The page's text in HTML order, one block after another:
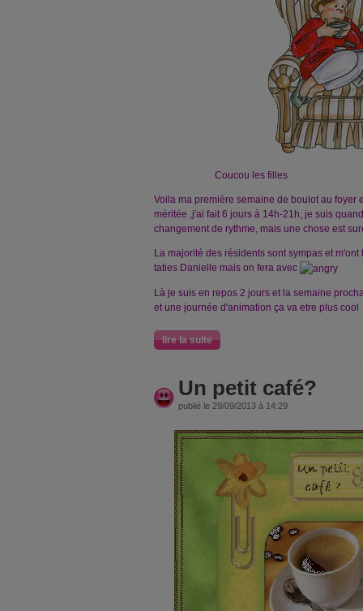
Coucou les filles
Voila ma première semaine de boulot au foyer
méritée ,j'ai fait 6 jours à 14h-21h, je suis
changement de rythme, mais une chose est
La majorité des résidents sont sympas et
taties Danielle mais on fera avec
Là je suis en repos 2 jours et la semaine
et une journée d'animation ça va etre plus
lire la suite
Un petit café?
publié le 29/09/2013 à 14:29